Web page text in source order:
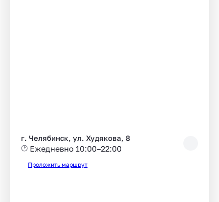
г. Челябинск, ул. Худякова, 8
Ежедневно 10:00–22:00
Проложить маршрут